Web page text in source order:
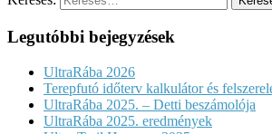
Legutóbbi bejegyzések
UltraRába 2026
Terepfutó időterv kalkulátor és
UltraRába 2025. – Detti beszámolója
UltraRába 2025. eredmények